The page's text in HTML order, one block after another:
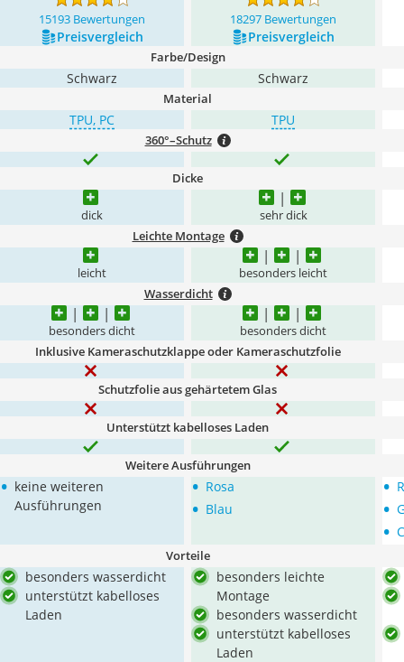
15193 Bewertungen 18297 Bewertungen
Preis­vergleich Preis­vergleich
Farbe/Design
Schwarz Schwarz
Material
TPU, PC TPU
360°–Schutz
Dicke
dick sehr dick
Leichte Montage
leicht besonders leicht
Wasserdicht
besonders dicht besonders dicht
Inklusive Kameraschutzklappe oder Kameraschutzfolie
Schutzfolie aus gehärtetem Glas
Unterstützt kabelloses Laden
Weitere Ausführungen
• keine weiteren
Ausführungen
• Rosa
• Blau
•
•
•
Vorteile
besonders wasserdicht
unterstützt kabelloses
Laden
besonders leichte
Montage
besonders wasserdicht
unterstützt kabelloses
Laden